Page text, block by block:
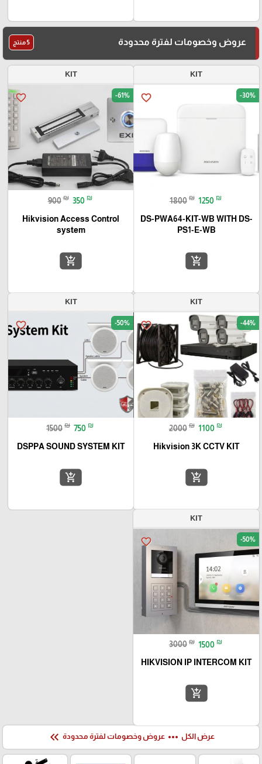
عروض وخصومات لفترة محدودة 5 منتج
KIT
favorite_border -30%
1800 ₪ 1250 ₪
DS-PWA64-KIT-WB WITH DS-
PS1-E-WB
add_shopping_cart
KIT
favorite_border -61%
900 ₪ 350 ₪
Hikvision Access Control
system
add_shopping_cart
KIT
favorite_border -44%
2000 ₪ 1100 ₪
Hikvision 3K CCTV KIT
add_shopping_cart
KIT
favorite_border -50%
1500 ₪ 750 ₪
DSPPA SOUND SYSTEM KIT
add_shopping_cart
KIT
favorite_border -50%
3000 ₪ 1500 ₪
HIKVISION IP INTERCOM KIT
add_shopping_cart
عرض الكل more_horiz عروض وخصومات لفترة محدودة keyboard_double_arrow_left